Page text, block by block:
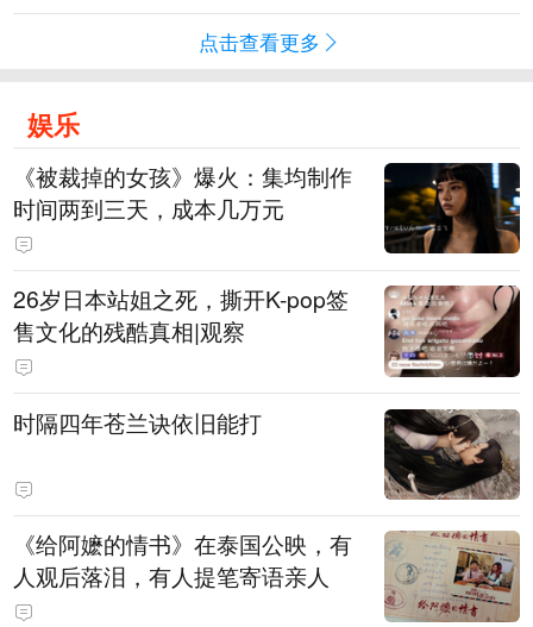
点击查看更多
娱乐
《被裁掉的女孩》爆火：集均制作
时间两到三天，成本几万元
​26岁日本站姐之死，撕开K-pop签
售文化的残酷真相|观察
时隔四年苍兰诀依旧能打
《给阿嬷的情书》在泰国公映，有
人观后落泪，有人提笔寄语亲人